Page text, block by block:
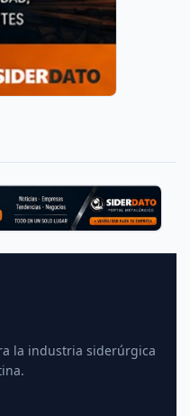
la industria siderúrgica